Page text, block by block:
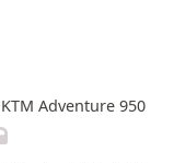
Adventure 950